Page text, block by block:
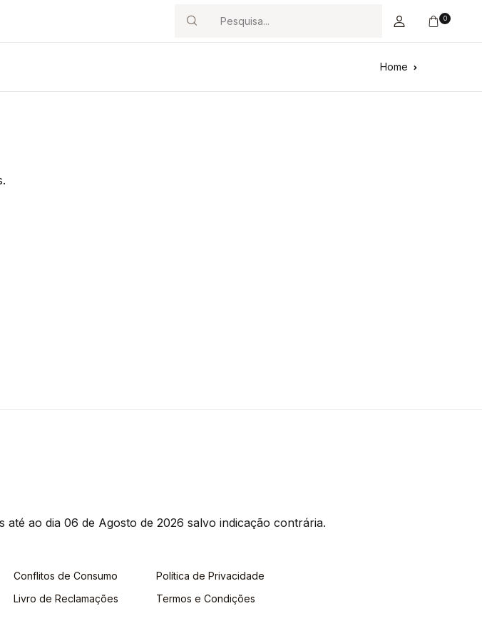
Search
0
Home
ao dia 06 de Agosto de 2026 salvo indicação contrária.
Conflitos de Consumo
Livro de Reclamações
Política de Privacidade
Termos e Condições